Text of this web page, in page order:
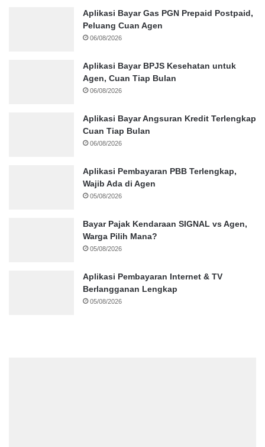
Aplikasi Bayar Gas PGN Prepaid Postpaid,
Peluang Cuan Agen
06/08/2026
Aplikasi Bayar BPJS Kesehatan untuk
Agen, Cuan Tiap Bulan
06/08/2026
Aplikasi Bayar Angsuran Kredit Terlengkap
Cuan Tiap Bulan
06/08/2026
Aplikasi Pembayaran PBB Terlengkap,
Wajib Ada di Agen
05/08/2026
Bayar Pajak Kendaraan SIGNAL vs Agen,
Warga Pilih Mana?
05/08/2026
Aplikasi Pembayaran Internet & TV
Berlangganan Lengkap
05/08/2026